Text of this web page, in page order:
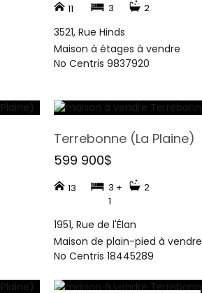
11 3 2
3521, Rue Hinds
Maison à étages à vendre
No Centris 9837920
Terrebonne (La Plaine)
599 900$
13
3 +
1
2
1951, Rue de l'Élan
Maison de plain-pied à vendre
No Centris 18445289